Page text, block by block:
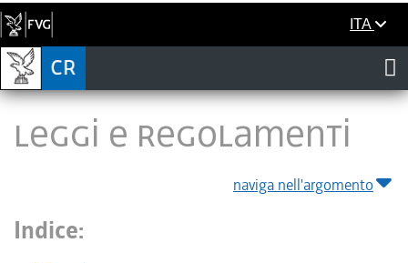
ITA
LEGGI E REGOLAMENTI
naviga nell'argomento
Indice: